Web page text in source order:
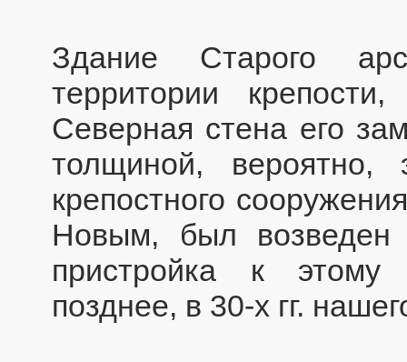
Здание Старого
территории
Северная стена его
толщиной, вероятно,
крепостного
Новым, был
пристройка к этому
позднее, в 30-х гг.